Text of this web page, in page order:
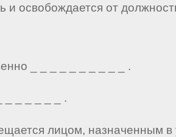
и освобождается от
_ _ _ _ _ _ _ _ _ _ .
_ _ _ _ _ _ .
лицом, назначенным